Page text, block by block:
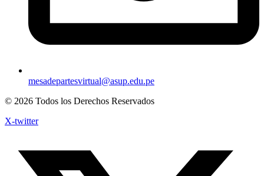
mesadepartesvirtual@asup.edu.pe
© 2026 Todos los Derechos Reservados
X-twitter